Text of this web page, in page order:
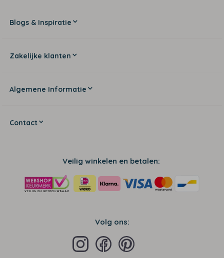
Blogs & Inspiratie
Zakelijke klanten
Algemene Informatie
Contact
Veilig winkelen en betalen:
Volg ons: